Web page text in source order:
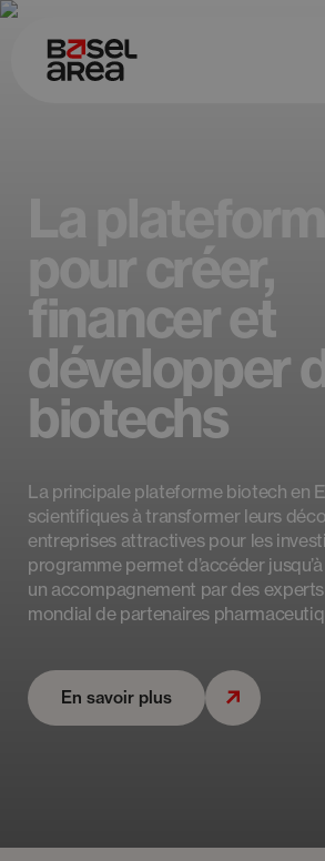
pour créer,
financer et
développer
biotechs
La principale plateforme biotech en
scientifiques à transformer leurs
entreprises attractives pour les
programme permet d’accéder
un accompagnement par des
mondial de partenaires
En savoir plus